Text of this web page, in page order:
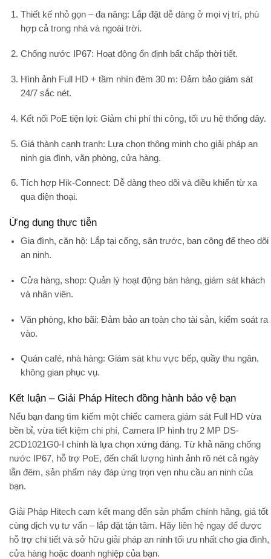
Thiết kế nhỏ gọn – đa năng: Lắp đặt dễ dàng ở mọi vị trí, phù
hợp cả trong nhà và ngoài trời.
Chống nước IP67: Hoạt động ổn định bất chấp thời tiết.
Hình ảnh Full HD + tầm nhìn đêm 30 m: Đảm bảo giám sát
24/7 sắc nét.
Kết nối PoE tiện lợi: Giảm chi phí thi công, tối ưu hệ thống dây.
Giá thành cạnh tranh: Lựa chọn thông minh cho giải pháp an
ninh gia đình, văn phòng, cửa hàng.
Tích hợp Hik-Connect: Dễ dàng theo dõi và điều khiển từ xa
qua điện thoại.
Ứng dụng thực tiễn
Gia đình, căn hộ: Lắp tại cổng, sân trước, ban công để theo dõi
an ninh.
Cửa hàng, shop: Quản lý hoạt động bán hàng, giám sát khách
và nhân viên.
Văn phòng, kho bãi: Đảm bảo an toàn cho tài sản, kiểm soát ra
vào.
Quán café, nhà hàng: Giám sát khu vực bếp, quầy thu ngân,
không gian phục vụ.
Kết luận – Giải Pháp Hitech đồng hành bảo vệ bạn
Nếu bạn đang tìm kiếm một chiếc camera giám sát Full HD vừa
bền bỉ, vừa tiết kiệm chi phí, Camera IP hình trụ 2 MP DS-
2CD1021G0-I chính là lựa chọn xứng đáng. Từ khả năng chống
nước IP67, hỗ trợ PoE, đến chất lượng hình ảnh rõ nét cả ngày
lẫn đêm, sản phẩm này đáp ứng trọn vẹn nhu cầu an ninh của
bạn.
Giải Pháp Hitech cam kết mang đến sản phẩm chính hãng, giá tốt
cùng dịch vụ tư vấn – lắp đặt tận tâm. Hãy liên hệ ngay để được
hỗ trợ chi tiết và sở hữu giải pháp an ninh tối ưu nhất cho gia đình,
cửa hàng hoặc doanh nghiệp của bạn.